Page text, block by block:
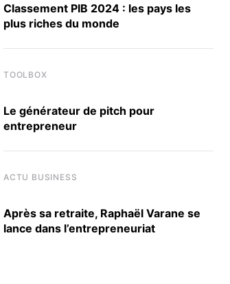
Classement PIB 2024 : les pays les
plus riches du monde
TOOLBOX
Le générateur de pitch pour
entrepreneur
ACTU BUSINESS
Après sa retraite, Raphaël Varane se
lance dans l’entrepreneuriat